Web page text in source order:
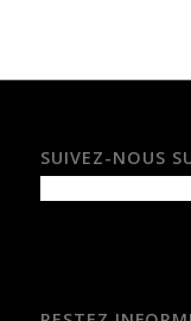
SUIVEZ-NOUS